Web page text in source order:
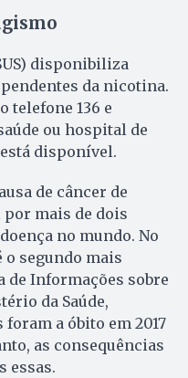
disponibiliza
da nicotina.
telefone 136 e
ou hospital de
disponível.
de câncer de
mais de dois
no mundo. No
o segundo mais
de Informações sobre
da Saúde,
foram a óbito em 2017
as consequências
essas.